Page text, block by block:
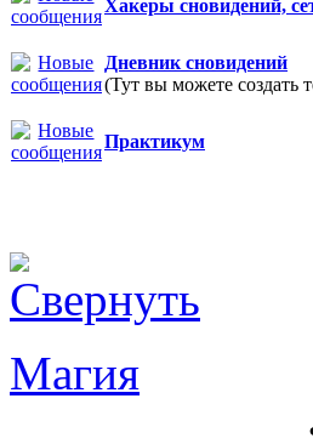
Хакеры сновидений,
Дневник сновидений
(Тут вы можете создать
Практикум
Магия